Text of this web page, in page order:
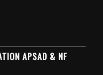
APSAD & NF